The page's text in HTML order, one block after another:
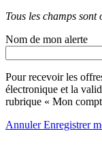
Tous les champs sont
Nom de mon alerte
Pour recevoir les
électronique et la
rubrique « Mon
AnnulerEnregistrer